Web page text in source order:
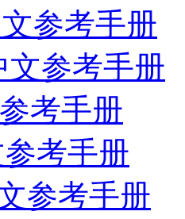
参考手册
参考手册
考手册
考手册
参考手册